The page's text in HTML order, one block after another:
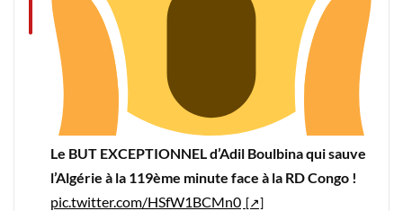
Le BUT EXCEPTIONNEL d’Adil Boulbina qui sauve
l’Algérie à la 119ème minute face à la RD Congo !
pic.twitter.com/HSfW1BCMn0